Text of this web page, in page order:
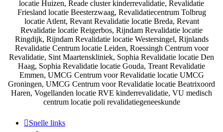
locatie Huizen, Reade cluster kinderrevalidatie, Revalidatie
Friesland locatie Beesterzwaag, Revalidatiecentrum Tolbrug
locatie Atlent, Revant Revalidatie locatie Breda, Revant
Revalidatie locatie Reigerbos, Rijndam Revalidatie locatie
Ringdijk, Rijndam Revalidatie locatie Westersingel, Rijnlands
Revalidatie Centrum locatie Leiden, Roessingh Centrum voor
Revalidatie, Sint Maartenskliniek, Sophia Revalidatie locatie Den
Haag, Sophia Revalidatie locatie Gouda, Treant Revalidatie
Emmen, UMCG Centrum voor Revalidatie locatie UMCG
Groningen, UMCG Centrum voor Revalidatie locatie Beatrixoord
Haren, Vogellanden locatie RVE kinderrevalidatie, VU medisch
centrum locatie poli revalidatiegeneeskunde
Snelle links